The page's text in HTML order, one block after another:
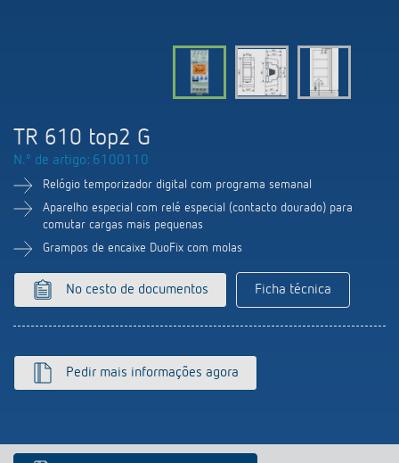
Distribuicao global
TR 610 top2 G
N.º de artigo: 6100110
Relógio temporizador digital com programa semanal
Aparelho especial com relé especial (contacto dourado) para
comutar cargas mais pequenas
Grampos de encaixe DuoFix com molas
No cesto de documentos Ficha técnica
Pedir mais informações agora